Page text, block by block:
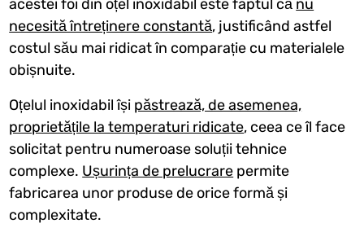
acestei foi din oțel inoxidabil este faptul că nu
necesită întreținere constantă, justificând astfel
costul său mai ridicat în comparație cu materialele
obișnuite.
Oțelul inoxidabil își păstrează, de asemenea,
proprietățile la temperaturi ridicate, ceea ce îl face
solicitat pentru numeroase soluții tehnice
complexe. Ușurința de prelucrare permite
fabricarea unor produse de orice formă și
complexitate.